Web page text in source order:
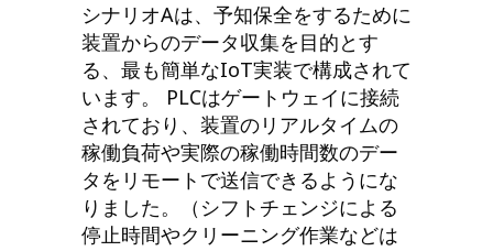
シナリオAは、予知保全をするために
装置からのデータ収集を目的とす
る、最も簡単なIoT実装で構成されて
います。 PLCはゲートウェイに接続
されており、装置のリアルタイムの
稼働負荷や実際の稼働時間数のデー
タをリモートで送信できるようにな
りました。（シフトチェンジによる
停止時間やクリーニング作業などは